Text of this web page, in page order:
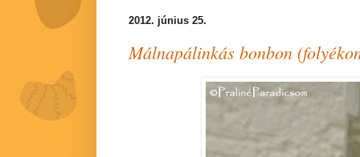
2012. június 25.
Málnapálinkás bonbon